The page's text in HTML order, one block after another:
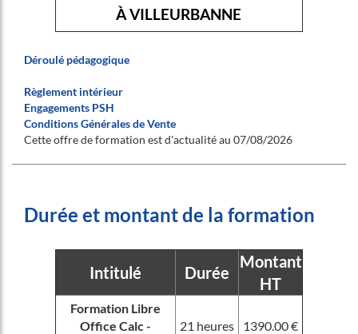
À VILLEURBANNE
Déroulé pédagogique
Règlement intérieur
Engagements PSH
Conditions Générales de Vente
Cette offre de formation est d'actualité au 07/08/2026
Durée et montant de la formation
Intitulé Durée
Montant
HT
Formation Libre
Office Calc -
21 heures 1390.00 €